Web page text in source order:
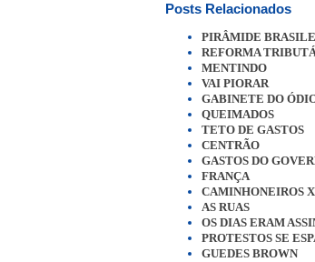
Posts Relacionados
PIRÂMIDE
REFORMA
MENTINDO
VAI PIORAR
GABINETE DO
QUEIMADOS
TETO DE GASTOS
CENTRÃO
GASTOS DO
FRANÇA
CAMINHONEIROS
AS RUAS
OS DIAS ERAM
PROTESTOS SE
GUEDES BROWN